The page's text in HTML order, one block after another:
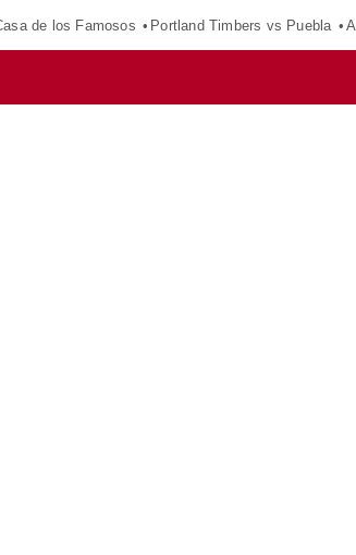
de los Famosos Portland Timbers vs Puebla